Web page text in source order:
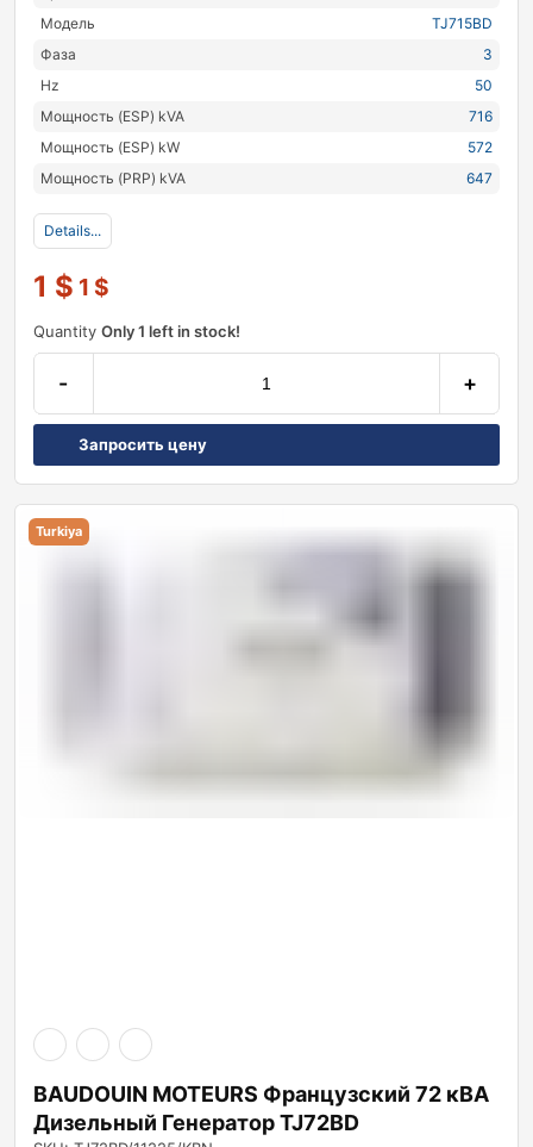
Модель
TJ715BD
Фаза
3
Hz
50
Мощность (ESP) kVA
716
Мощность (ESP) kW
572
Мощность (PRP) kVA
647
Details...
1 $ 1 $
Quantity Only 1 left in stock!
- +
Запросить цену
Turkiya
BAUDOUIN MOTEURS Французский 72 кВА
Дизельный Генератор TJ72BD